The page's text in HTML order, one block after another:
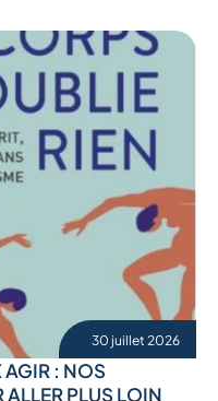
30 juillet 2026
AGIR : NOS
PLUS LOIN